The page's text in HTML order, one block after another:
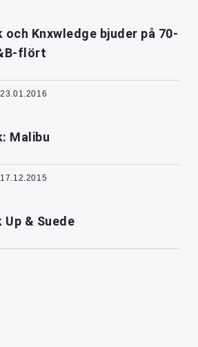
och Knxwledge bjuder på 70-
flört
Malibu
Up & Suede